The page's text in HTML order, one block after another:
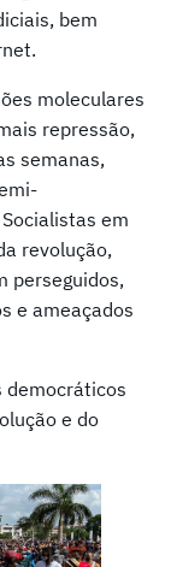
bem
moleculares
repressão,
semanas,
em
revolução,
perseguidos,
e ameaçados
democráticos
e do